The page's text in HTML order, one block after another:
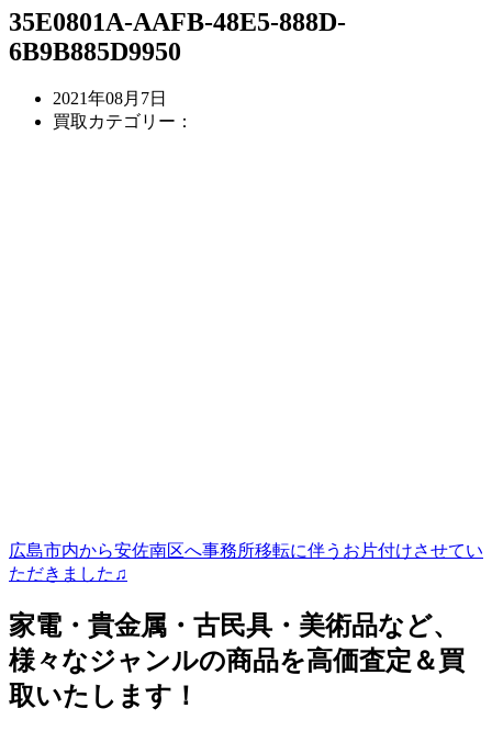
35E0801A-AAFB-48E5-888D-
6B9B885D9950
2021年08月7日
買取カテゴリー：
広島市内から安佐南区へ事務所移転に伴うお片付けさせてい
ただきました♫
家電・貴金属・古民具・美術品など、
様々なジャンルの商品を高価査定＆買
取いたします！